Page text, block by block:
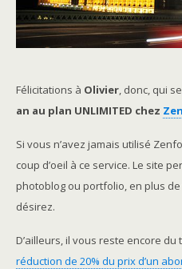
Félicitations à Olivier, donc, qui
an au plan UNLIMITED chez
Si vous n’avez jamais utilisé
coup d’oeil à ce service. Le site
photoblog ou portfolio, en plus
désirez.
D’ailleurs, il vous reste encore du
réduction de 20% du prix d’un